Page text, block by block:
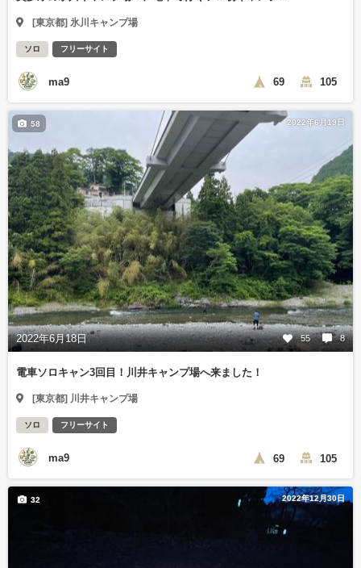
[東京都] 氷川キャンプ場
ソロ フリーサイト
ma9 69 105
2022年6月19日
2022年6月18日 55 8
58
電車ソロキャン3回目！川井キャンプ場へ来ました！
[東京都] 川井キャンプ場
ソロ フリーサイト
ma9 69 105
2022年12月30日
32